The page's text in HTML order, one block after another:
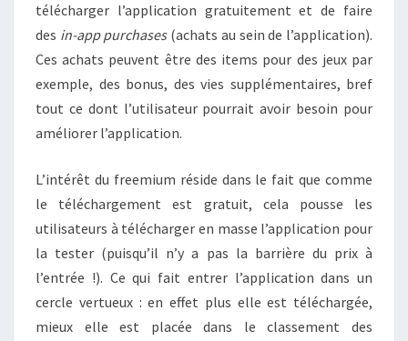
télécharger l’application gratuitement et de faire
des in-app purchases(achats au sein de l’application).
Ces achats peuvent être des items pour des jeux par
exemple, des bonus, des vies supplémentaires, bref
tout ce dont l’utilisateur pourrait avoir besoin pour
améliorer l’application.
L’intérêt du freemium réside dans le fait que comme
le téléchargement est gratuit, cela pousse les
utilisateurs à télécharger en masse l’application pour
la tester (puisqu’il n’y a pas la barrière du prix à
l’entrée !). Ce qui fait entrer l’application dans un
cercle vertueux : en effet plus elle est téléchargée,
mieux elle est placée dans le classement des